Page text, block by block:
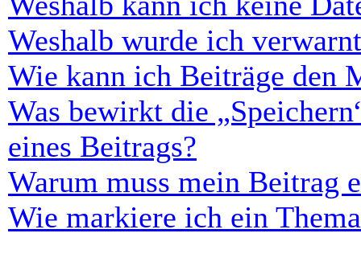
Weshalb wurde ich
Wie kann ich Beiträge den
Was bewirkt die
eines Beitrags?
Warum muss mein Beitrag
Wie markiere ich ein